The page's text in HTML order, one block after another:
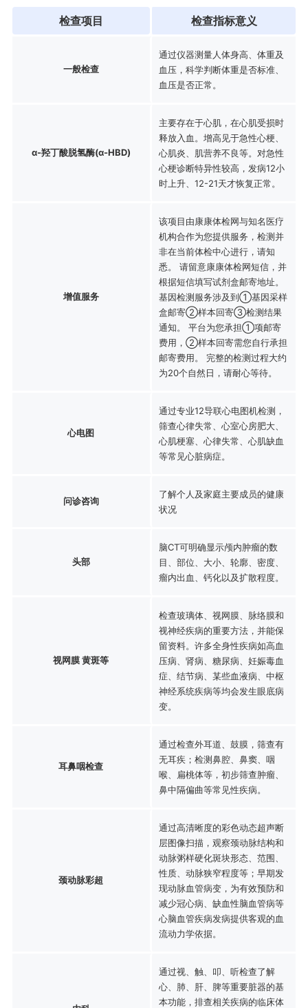
检查项目 检查指标意义
一般检查
通过仪器测量人体身高、体重及
血压，科学判断体重是否标准、
血压是否正常。
α-羟丁酸脱氢酶(α-HBD)
主要存在于心肌，在心肌受损时
释放入血。增高见于急性心梗、
心肌炎、肌营养不良等。对急性
心梗诊断特异性较高，发病12小
时上升、12-21天才恢复正常。
增值服务
该项目由康康体检网与知名医疗
机构合作为您提供服务，检测并
非在当前体检中心进行，请知
悉。 请留意康康体检网短信，并
根据短信填写试剂盒邮寄地址。
基因检测服务涉及到①基因采样
盒邮寄②样本回寄③检测结果
通知。 平台为您承担①项邮寄
费用，②样本回寄需您自行承担
邮寄费用。 完整的检测过程大约
为20个自然日，请耐心等待。
心电图
通过专业12导联心电图机检测，
筛查心律失常、心室心房肥大、
心肌梗塞、心律失常、心肌缺血
等常见心脏病症。
问诊咨询
了解个人及家庭主要成员的健康
状况
头部
脑CT可明确显示颅内肿瘤的数
目、部位、大小、轮廓、密度、
瘤内出血、钙化以及扩散程度。
视网膜 黄斑等
检查玻璃体、视网膜、脉络膜和
视神经疾病的重要方法，并能保
留资料。许多全身性疾病如高血
压病、肾病、糖尿病、妊娠毒血
症、结节病、某些血液病、中枢
神经系统疾病等均会发生眼底病
变。
耳鼻咽检查
通过检查外耳道、鼓膜，筛查有
无耳疾；检测鼻腔、鼻窦、咽
喉、扁桃体等，初步筛查肿瘤、
鼻中隔偏曲等常见性疾病。
颈动脉彩超
通过高清晰度的彩色动态超声断
层图像扫描，观察颈动脉结构和
动脉粥样硬化斑块形态、范围、
性质、动脉狭窄程度等；早期发
现动脉血管病变，为有效预防和
减少冠心病、缺血性脑血管病等
心脑血管疾病发病提供客观的血
流动力学依据。
通过视、触、叩、听检查了解
心、肺、肝、脾等重要脏器的基
本功能，排查相关疾病的临床体